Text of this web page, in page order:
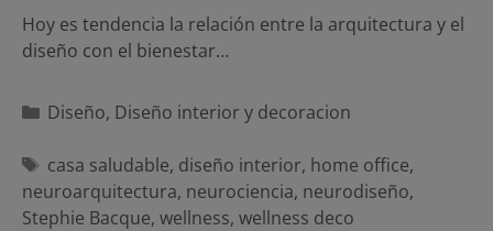
Hoy es tendencia la relación entre la arquitectura y el
diseño con el bienestar…
Categorías
Diseño, Diseño interior y decoracion
Etiquetas
casa saludable, diseño interior, home office,
neuroarquitectura, neurociencia, neurodiseño,
Stephie Bacque, wellness, wellness deco